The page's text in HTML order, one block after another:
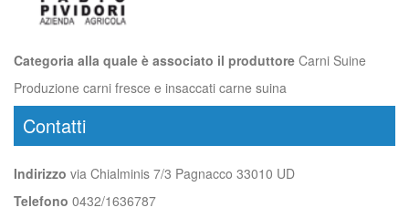
Categoria alla quale è associato il produttore Carni Suine
Produzione carni fresce e insaccati carne suina
Contatti
Indirizzo via Chialminis 7/3 Pagnacco 33010 UD
Telefono 0432/1636787